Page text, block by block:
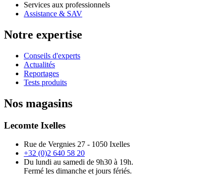
Services aux professionnels
Assistance & SAV
Notre expertise
Conseils d'experts
Actualités
Reportages
Tests produits
Nos magasins
Lecomte Ixelles
Rue de Vergnies 27 - 1050 Ixelles
+32 (0)2 640 58 20
Du lundi au samedi de 9h30 à 19h.
Fermé les dimanche et jours fériés.